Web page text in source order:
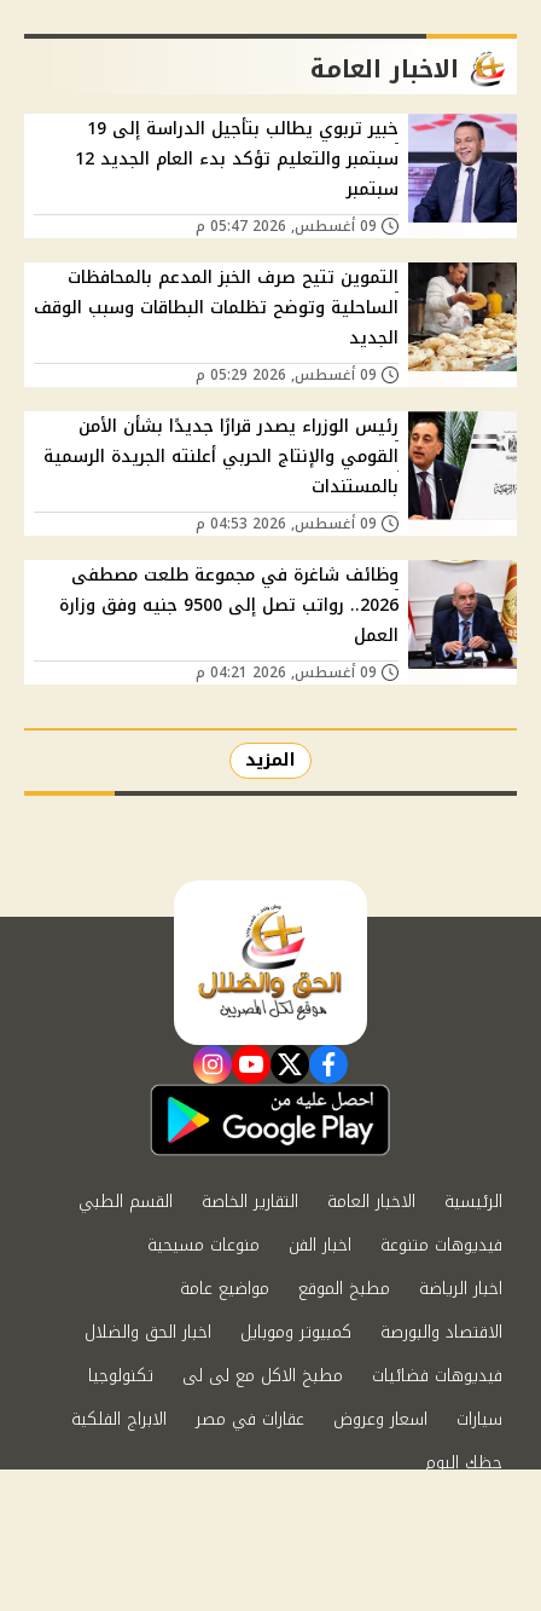
الاخبار العامة
خبير تربوي يطالب بتأجيل الدراسة إلى 19
سبتمبر والتعليم تؤكد بدء العام الجديد 12
سبتمبر
التموين تتيح صرف الخبز المدعم بالمحافظات
الساحلية وتوضح تظلمات البطاقات وسبب الوقف
الجديد
رئيس الوزراء يصدر قرارًا جديدًا بشأن الأمن
القومي والإنتاج الحربي أعلنته الجريدة الرسمية
بالمستندات
وظائف شاغرة في مجموعة طلعت مصطفى
2026.. رواتب تصل إلى 9500 جنيه وفق وزارة
العمل
المزيد
facebook
twitter
youtube
instagram
الرئيسية الاخبار العامة التقارير الخاصة
القسم الطبي
فيديوهات متنوعة
اخبار الفن
منوعات مسيحية
اخبار الرياضة
مطبخ الموقع
مواضيع عامة
الاقتصاد والبورصة
كمبيوتر وموبايل
اخبار الحق والضلال
فيديوهات فضائيات
مطبخ الاكل مع لى لى
تكنولوجيا
سيارات
اسعار وعروض عقارات في مصر
الابراج الفلكية
حظك اليوم